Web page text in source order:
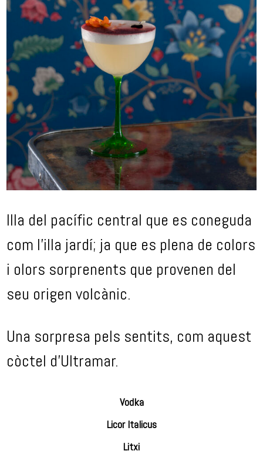
Illa del pacífic central que es coneguda
com l’illa jardí; ja que es plena de colors
i olors sorprenents que provenen del
seu origen volcànic.
Una sorpresa pels sentits, com aquest
còctel d’Ultramar.
Vodka
Licor Italicus
Litxi